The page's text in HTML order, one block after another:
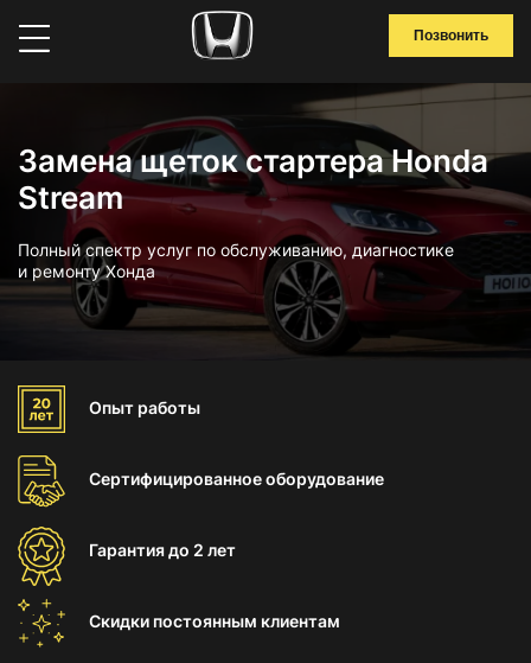
Позвонить
Замена щеток стартера Honda
Stream
Полный спектр услуг по обслуживанию, диагностике
и ремонту Хонда
Опыт работы
Сертифицированноеоборудование
Гарантиядо 2 лет
Скидки постоянным клиентам